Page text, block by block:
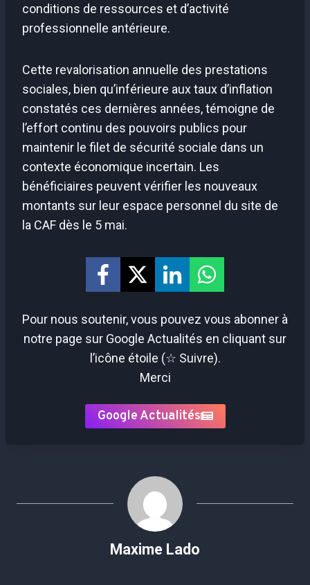
conditions de ressources et d’activité
professionnelle antérieure.
Cette revalorisation annuelle des prestations
sociales, bien qu’inférieure aux taux d’inflation
constatés ces dernières années, témoigne de
l’effort continu des pouvoirs publics pour
maintenir le filet de sécurité sociale dans un
contexte économique incertain. Les
bénéficiaires peuvent vérifier les nouveaux
montants sur leur espace personnel du site de
la CAF dès le 5 mai.
Pour nous soutenir, vous pouvez vous abonner à
notre page sur Google Actualités en cliquant sur
l’icône étoile (☆ Suivre).
Merci
Google Actualités
Maxime Lado